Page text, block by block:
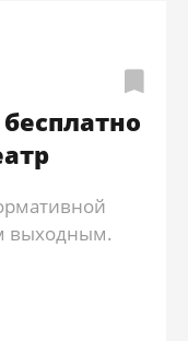
выходным.